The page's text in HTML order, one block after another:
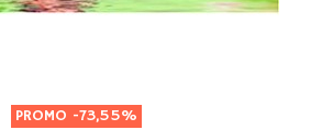
PROMO -73,55%